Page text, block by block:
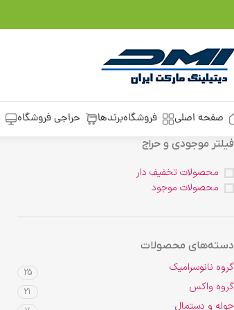
صفحه اصلی فروشگاهبرندها حراجی فروشگاه
فیلتر موجودی و حراج
محصولات تخفیف دار
محصولات موجود
دسته‌های محصولات
گروه نانوسرامیک 25
گروه واکس 21
حوله و دستمال